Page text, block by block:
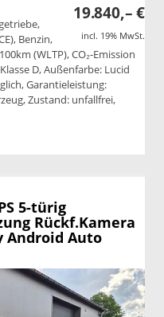
19.840,– €
incl. 19% MwSt.
Benzin,
(WLTP), CO₂-Emission
D, Außenfarbe: Lucid
Garantieleistung:
Zustand: unfallfrei,
5-türig
Rückf.Kamera
Android Auto